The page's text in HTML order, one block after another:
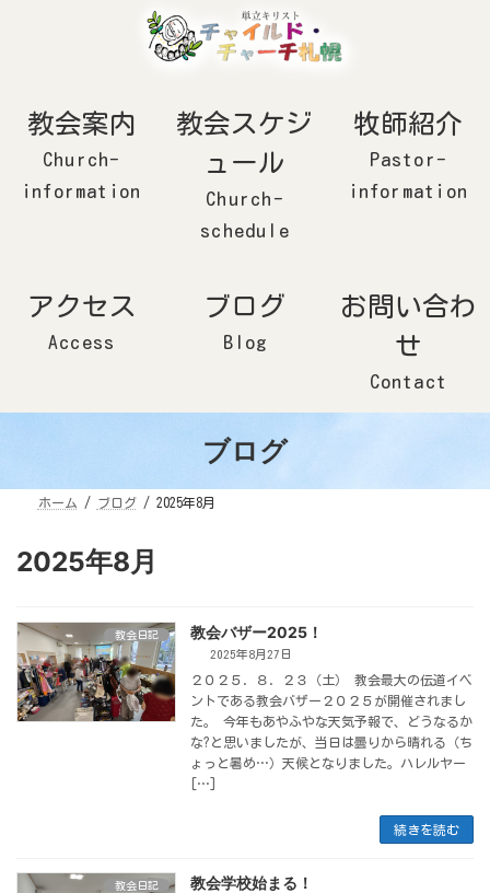
教会案内
Church-
information
教会スケジ
ュール
Church-
schedule
牧師紹介
Pastor-
information
アクセス
Access
ブログ
Blog
お問い合わ
せ
Contact
ブログ
ホーム ブログ 2025年8月
2025年8月
教会日記 教会バザー2025！
2025年8月27日
２０２５. ８. ２３（土） 教会最大の伝道イベ
ントである教会バザー２０２５が開催されまし
た。 今年もあやふやな天気予報で、どうなるか
な?と思いましたが、当日は曇りから晴れる（ち
ょっと暑め…）天候となりました。ハレルヤー
[…]
続きを読む
教会日記 教会学校始まる！